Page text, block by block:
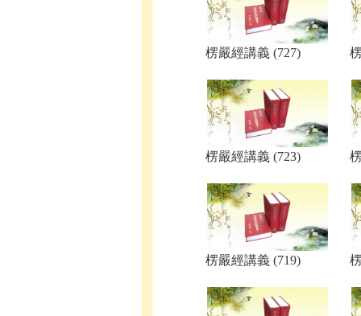
楞嚴經講義 (727)
楞嚴經講義 (723)
楞嚴經講義 (719)